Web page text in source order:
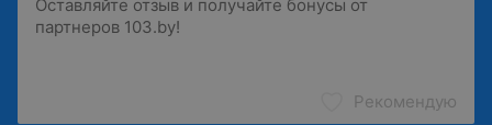
Рекомендую